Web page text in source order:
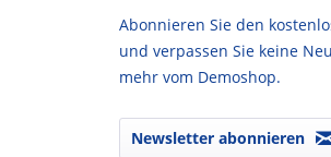
Abonnieren Sie den
und verpassen Sie keine
mehr vom Demoshop.
Newsletter abonnieren